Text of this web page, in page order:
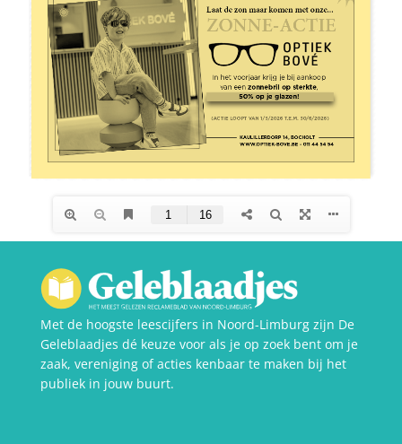
Met de hoogste leescijfers in Noord-Limburg zijn De
Geleblaadjes dé keuze voor als je op zoek bent om je
zaak, vereniging of acties kenbaar te maken bij het
publiek in jouw buurt.